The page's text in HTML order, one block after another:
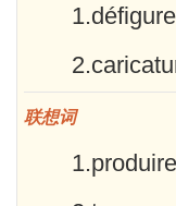
联想词